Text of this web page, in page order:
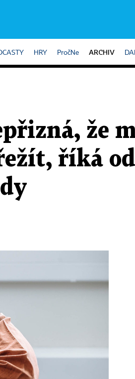
HRY PročNe ARCHIV
že
říká